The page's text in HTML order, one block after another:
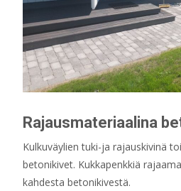
Rajausmateriaalina
Kulkuväylien tuki-ja rajauskivinä
betonikivet. Kukkapenkkiä
kahdesta betonikivestä.